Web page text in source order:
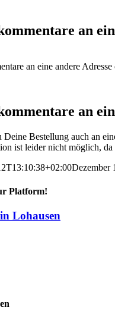
an
an eine andere
an
Deine Bestellung auch an
ist leider nicht möglich,
Dezember
Platform!
Lohausen